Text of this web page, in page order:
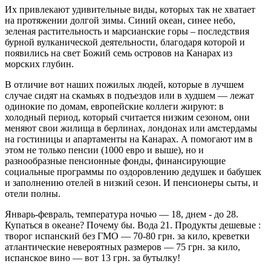
Их привлекают удивительные виды, которых так не хватает
на протяжении долгой зимы. Синий океан, синее небо,
зеленая растительность и марсианские горы – последствия
бурной вулканической деятельности, благодаря которой и
появились на свет Божий семь островов на Канарах из
морских глубин.
В отличие вот наших пожилых людей, которые в лучшем
случае сидят на скамьях в подъездов или в худшем — лежат
одинокие по домам, европейские коллеги жируют: в
холодный период, который считается низким сезоном, они
меняют свои жилища в берлинах, лондонах или амстердамы
на гостиницы и апартаменты на Канарах. А помогают им в
этом не только пенсии (1000 евро и выше), но и
разнообразные пенсионные фонды, финансирующие
социальные программы по оздоровлению дедушек и бабушек
и заполнению отелей в низкий сезон. И пенсионеры сыты, и
отели полны.
Январь-февраль, температура ночью — 18, днем ​​- до 28.
Купаться в океане? Почему бы. Вода 21. Продукты дешевые :
творог испанский без ГМО — 70-80 грн. за кило, креветки
атлантические невероятных размеров — 75 грн. за кило,
испанское вино — вот 13 грн. за бутылку!